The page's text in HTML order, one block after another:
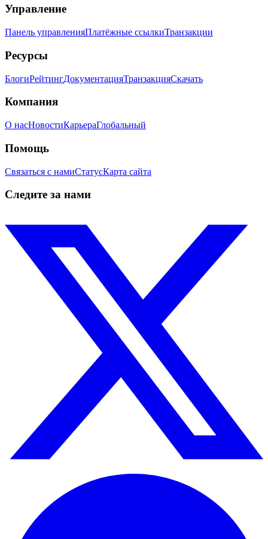
Управление
Панель управленияПлатёжные ссылкиТранзакции
Ресурсы
БлогиРейтингДокументацияТранзакцияСкачать
Компания
О насНовостиКарьераГлобальный
Помощь
Связаться с намиСтатусКарта сайта
Следите за нами